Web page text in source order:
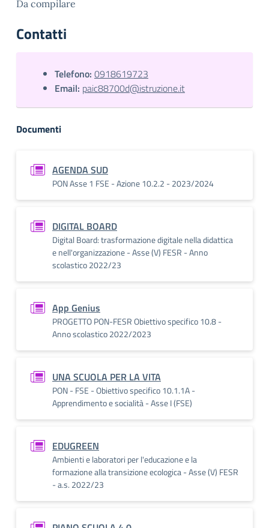
Da compilare
Contatti
Telefono: 0918619723
Email: paic88700d@istruzione.it
Documenti
AGENDA SUD
PON Asse 1 FSE - Azione 10.2.2 - 2023/2024
DIGITAL BOARD
Digital Board: trasformazione digitale nella didattica
e nell'organizzazione - Asse (V) FESR - Anno
scolastico 2022/23
App Genius
PROGETTO PON-FESR Obiettivo specifico 10.8 -
Anno scolastico 2022/2023
UNA SCUOLA PER LA VITA
PON - FSE - Obiettivo specifico 10.1.1A -
Apprendimento e socialità - Asse I (FSE)
EDUGREEN
Ambienti e laboratori per l'educazione e la
formazione alla transizione ecologica - Asse (V) FESR
- a.s. 2022/23